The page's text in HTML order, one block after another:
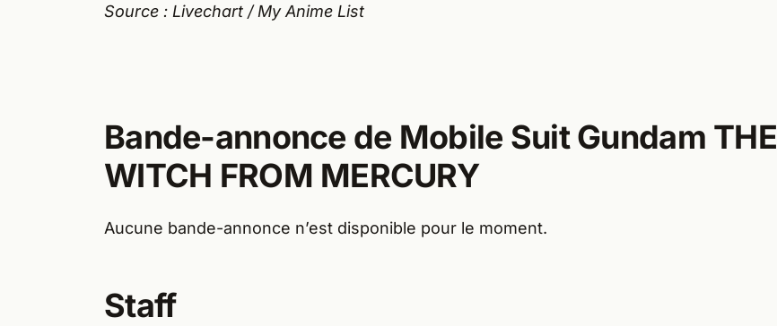
Source : Livechart / My Anime List
Bande-annonce de Mobile Suit Gundam THE
WITCH FROM MERCURY
Aucune bande-annonce n’est disponible pour le moment.
Staff